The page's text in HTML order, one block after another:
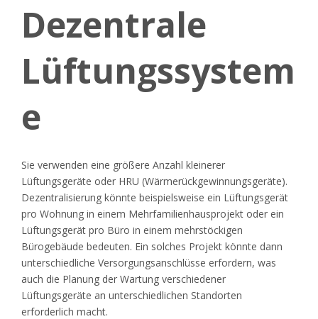
Dezentrale
Lüftungssystem
e
Sie verwenden eine größere Anzahl kleinerer
Lüftungsgeräte oder HRU (Wärmerückgewinnungsgeräte).
Dezentralisierung könnte beispielsweise ein Lüftungsgerät
pro Wohnung in einem Mehrfamilienhausprojekt oder ein
Lüftungsgerät pro Büro in einem mehrstöckigen
Bürogebäude bedeuten. Ein solches Projekt könnte dann
unterschiedliche Versorgungsanschlüsse erfordern, was
auch die Planung der Wartung verschiedener
Lüftungsgeräte an unterschiedlichen Standorten
erforderlich macht.